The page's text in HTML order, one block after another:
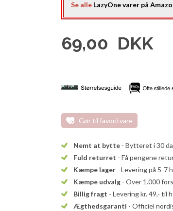
Se alle LazyOne varer på
69,00 DKK
Gør til favoritvare
Nemt at bytte - Bytteret i 30
Fuld returret - Få pengene
Kæmpe lager - Levering på 5-7
Kæmpe udvalg - Over 1.000
Billig fragt - Levering kr. 49,- til
Ægthedsgaranti - Officiel